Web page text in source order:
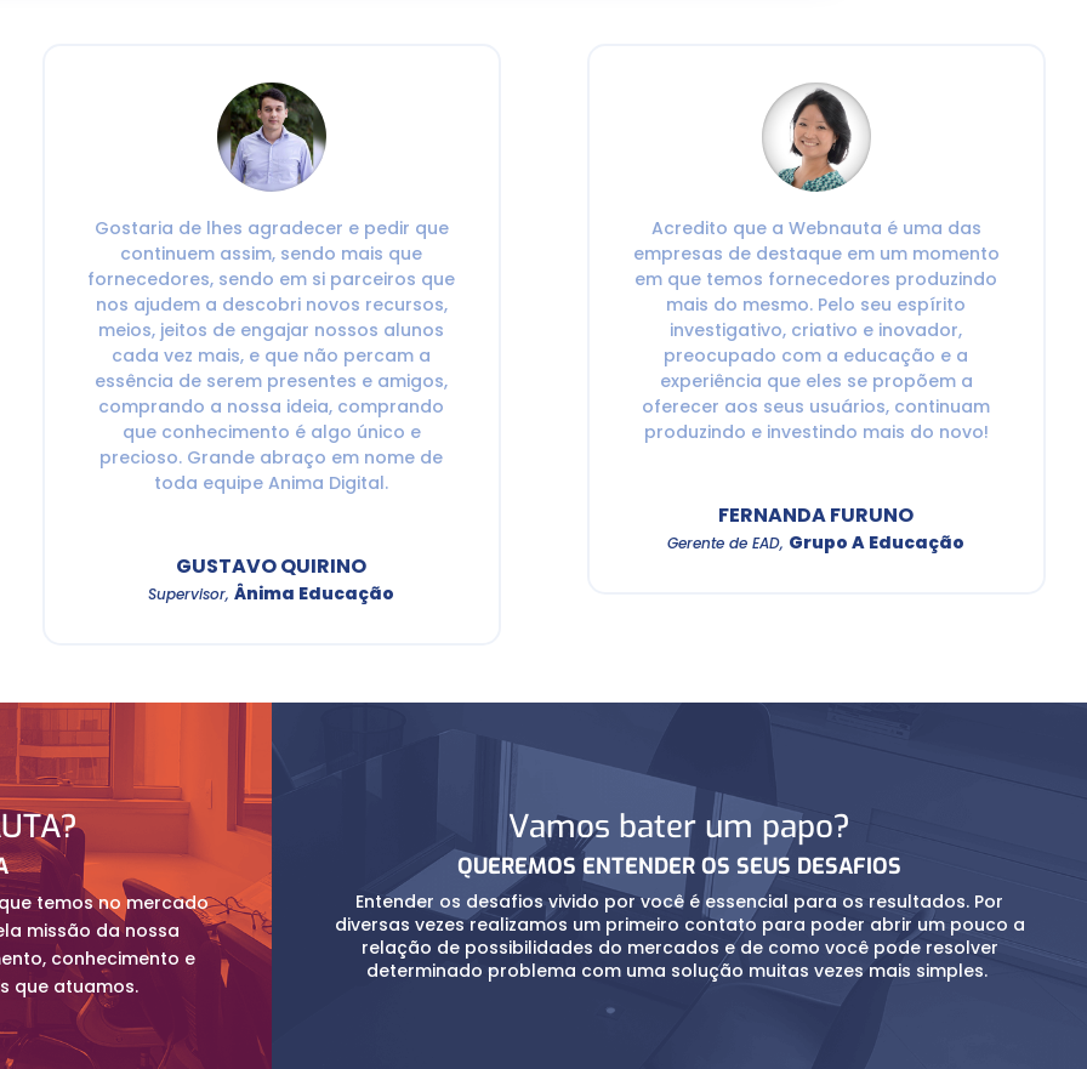
Gostaria de lhes agradecer e pedir que
continuem assim, sendo mais que
fornecedores, sendo em si parceiros que
nos ajudem a descobri novos recursos,
meios, jeitos de engajar nossos alunos
cada vez mais, e que não percam a
essência de serem presentes e amigos,
comprando a nossa ideia, comprando
que conhecimento é algo único e
precioso. Grande abraço em nome de
toda equipe Anima Digital.
GUSTAVO QUIRINO
Supervisor, Ânima Educação
Acredito que a Webnauta é uma das
empresas de destaque em um momento
em que temos fornecedores produzindo
mais do mesmo. Pelo seu espírito
investigativo, criativo e inovador,
preocupado com a educação e a
experiência que eles se propõem a
oferecer aos seus usuários, continuam
produzindo e investindo mais do novo!
FERNANDA FURUNO
Gerente de EAD, Grupo A Educação
temos no mercado
missão da nossa
conhecimento e
que atuamos.
Vamos bater um papo?
QUEREMOS ENTENDER OS SEUS DESAFIOS
Entender os desafios vivido por você é essencial para os resultados. Por
diversas vezes realizamos um primeiro contato para poder abrir um pouco a
relação de possibilidades do mercados e de como você pode resolver
determinado problema com uma solução muitas vezes mais simples.